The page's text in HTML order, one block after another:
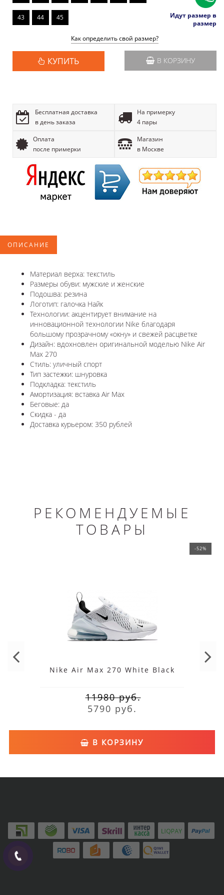
43 44 45
Идут размер в
размер
Как определить свой размер?
КУПИТЬ В КОРЗИНУ
Бесплатная доставка
в день заказа
На примерку
4 пары
Оплата
после примерки
Магазин
в Москве
ОПИСАНИЕ
Материал верха: текстиль
Размеры обуви: мужские и женские
Подошва: резина
Логотип: галочка Найк
Технологии: акцентирует внимание на
инновационной технологии Nike благодаря
большому прозрачному «окну» и свежей расцветке
Дизайн: вдохновлен оригинальной моделью Nike Air
Max 270
Стиль: уличный спорт
Тип застежки: шнуровка
Подкладка: текстиль
Амортизация: вставка Air Max
Беговые: да
Скидка - да
Доставка курьером: 350 рублей
РЕКОМЕНДУЕМЫЕ
ТОВАРЫ
-52%
Nike Air Max 270 White Black
11980 руб.
5790 руб.
В КОРЗИНУ